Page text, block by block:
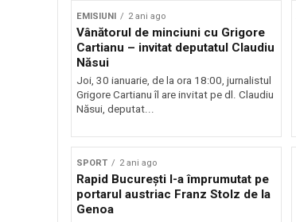
EMISIUNI 2 ani ago
Vânătorul de minciuni cu Grigore
Cartianu – invitat deputatul Claudiu
Năsui
Joi, 30 ianuarie, de la ora 18:00, jurnalistul
Grigore Cartianu îl are invitat pe dl. Claudiu
Năsui, deputat...
SPORT 2 ani ago
Rapid București l-a împrumutat pe
portarul austriac Franz Stolz de la
Genoa